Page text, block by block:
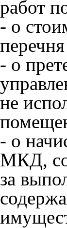
работ
- о
- о
не
- о
МКД,
за